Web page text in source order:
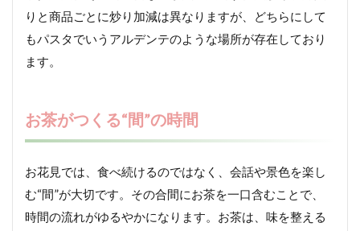
りと商品ごとに炒り加減は異なりますが、どちらにして
もパスタでいうアルデンテのような場所が存在しており
ます。
お茶がつくる“間”の時間
お花見では、食べ続けるのではなく、会話や景色を楽し
む“間”が大切です。その合間にお茶を一口含むことで、
時間の流れがゆるやかになります。お茶は、味を整える